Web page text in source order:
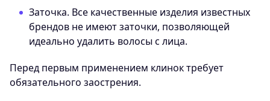
Заточка. Все качественные изделия известных
брендов не имеют заточки, позволяющей
идеально удалить волосы с лица.
Перед первым применением клинок требует
обязательного заострения.